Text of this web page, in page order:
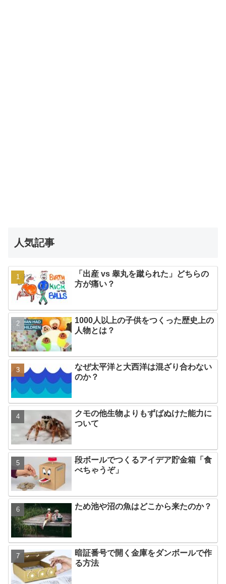
人気記事
「出産 vs 睾丸を蹴られた」どちらの
方が痛い？
1000人以上の子供をつくった歴史上の
人物とは？
なぜ太平洋と大西洋は混ざり合わない
のか？
クモの他生物よりもずばぬけた能力に
ついて
段ボールでつくるアイデア貯金箱「食
べちゃうぞ」
ため池や沼の魚はどこから来たのか？
暗証番号で開く金庫をダンボールで作
る方法